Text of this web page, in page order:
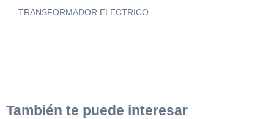
TRANSFORMADOR ELECTRICO
También te puede interesar